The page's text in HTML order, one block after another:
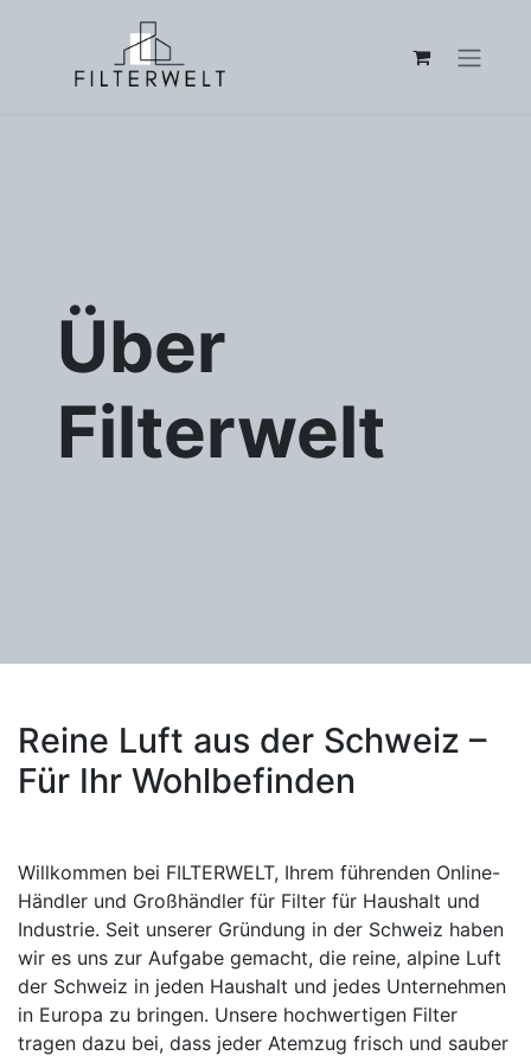
Über
Filterwelt
Reine Luft aus der Schweiz –
Für Ihr Wohlbefinden
Willkommen bei FILTERWELT, Ihrem führenden Online-
Händler und Großhändler für Filter für Haushalt und
Industrie. Seit unserer Gründung in der Schweiz haben
wir es uns zur Aufgabe gemacht, die reine, alpine Luft
der Schweiz in jeden Haushalt und jedes Unternehmen
in Europa zu bringen. Unsere hochwertigen Filter
tragen dazu bei, dass jeder Atemzug frisch und sauber